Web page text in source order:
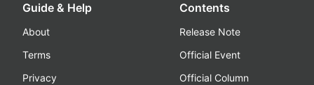
Guide & Help
About
Terms
Privacy
Contents
Release Note
Official Event
Official Column